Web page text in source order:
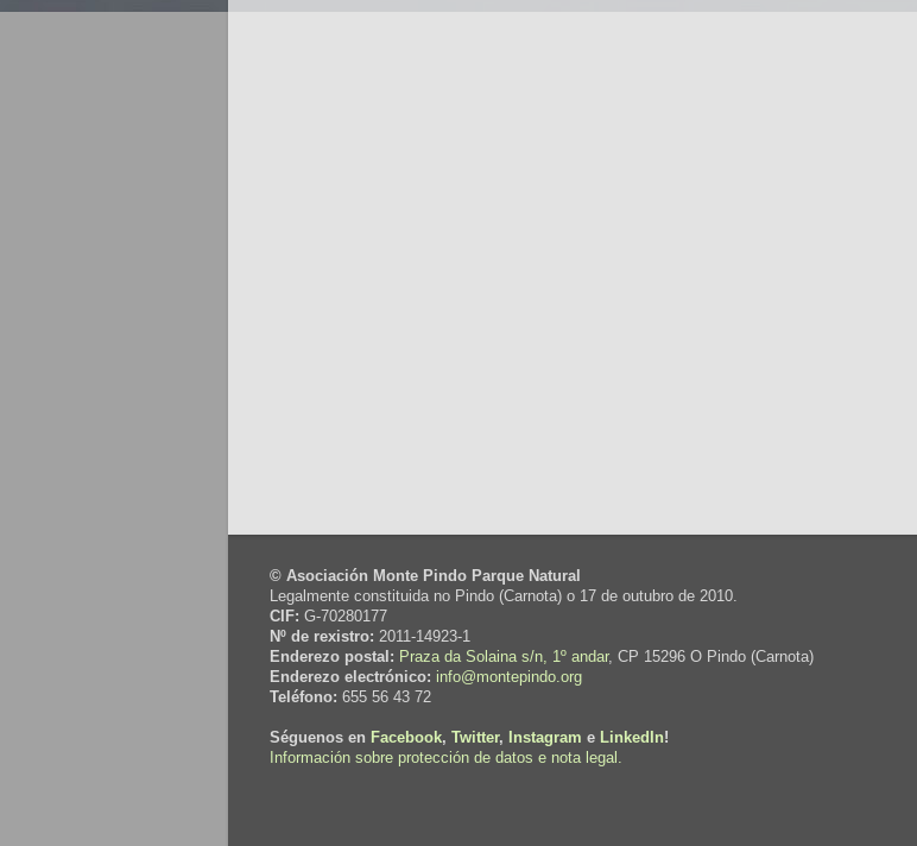
© Asociación Monte Pindo Parque Natural
Legalmente constituida no Pindo (Carnota) o 17 de outubro de 2010.
CIF: G-70280177
Nº de rexistro: 2011-14923-1
Enderezo postal: Praza da Solaina s/n, 1º andar, CP 15296 O Pindo (Carnota)
Enderezo electrónico: info@montepindo.org
Teléfono: 655 56 43 72
Séguenos en Facebook, Twitter, Instagram e LinkedIn!
Información sobre protección de datos e nota legal.